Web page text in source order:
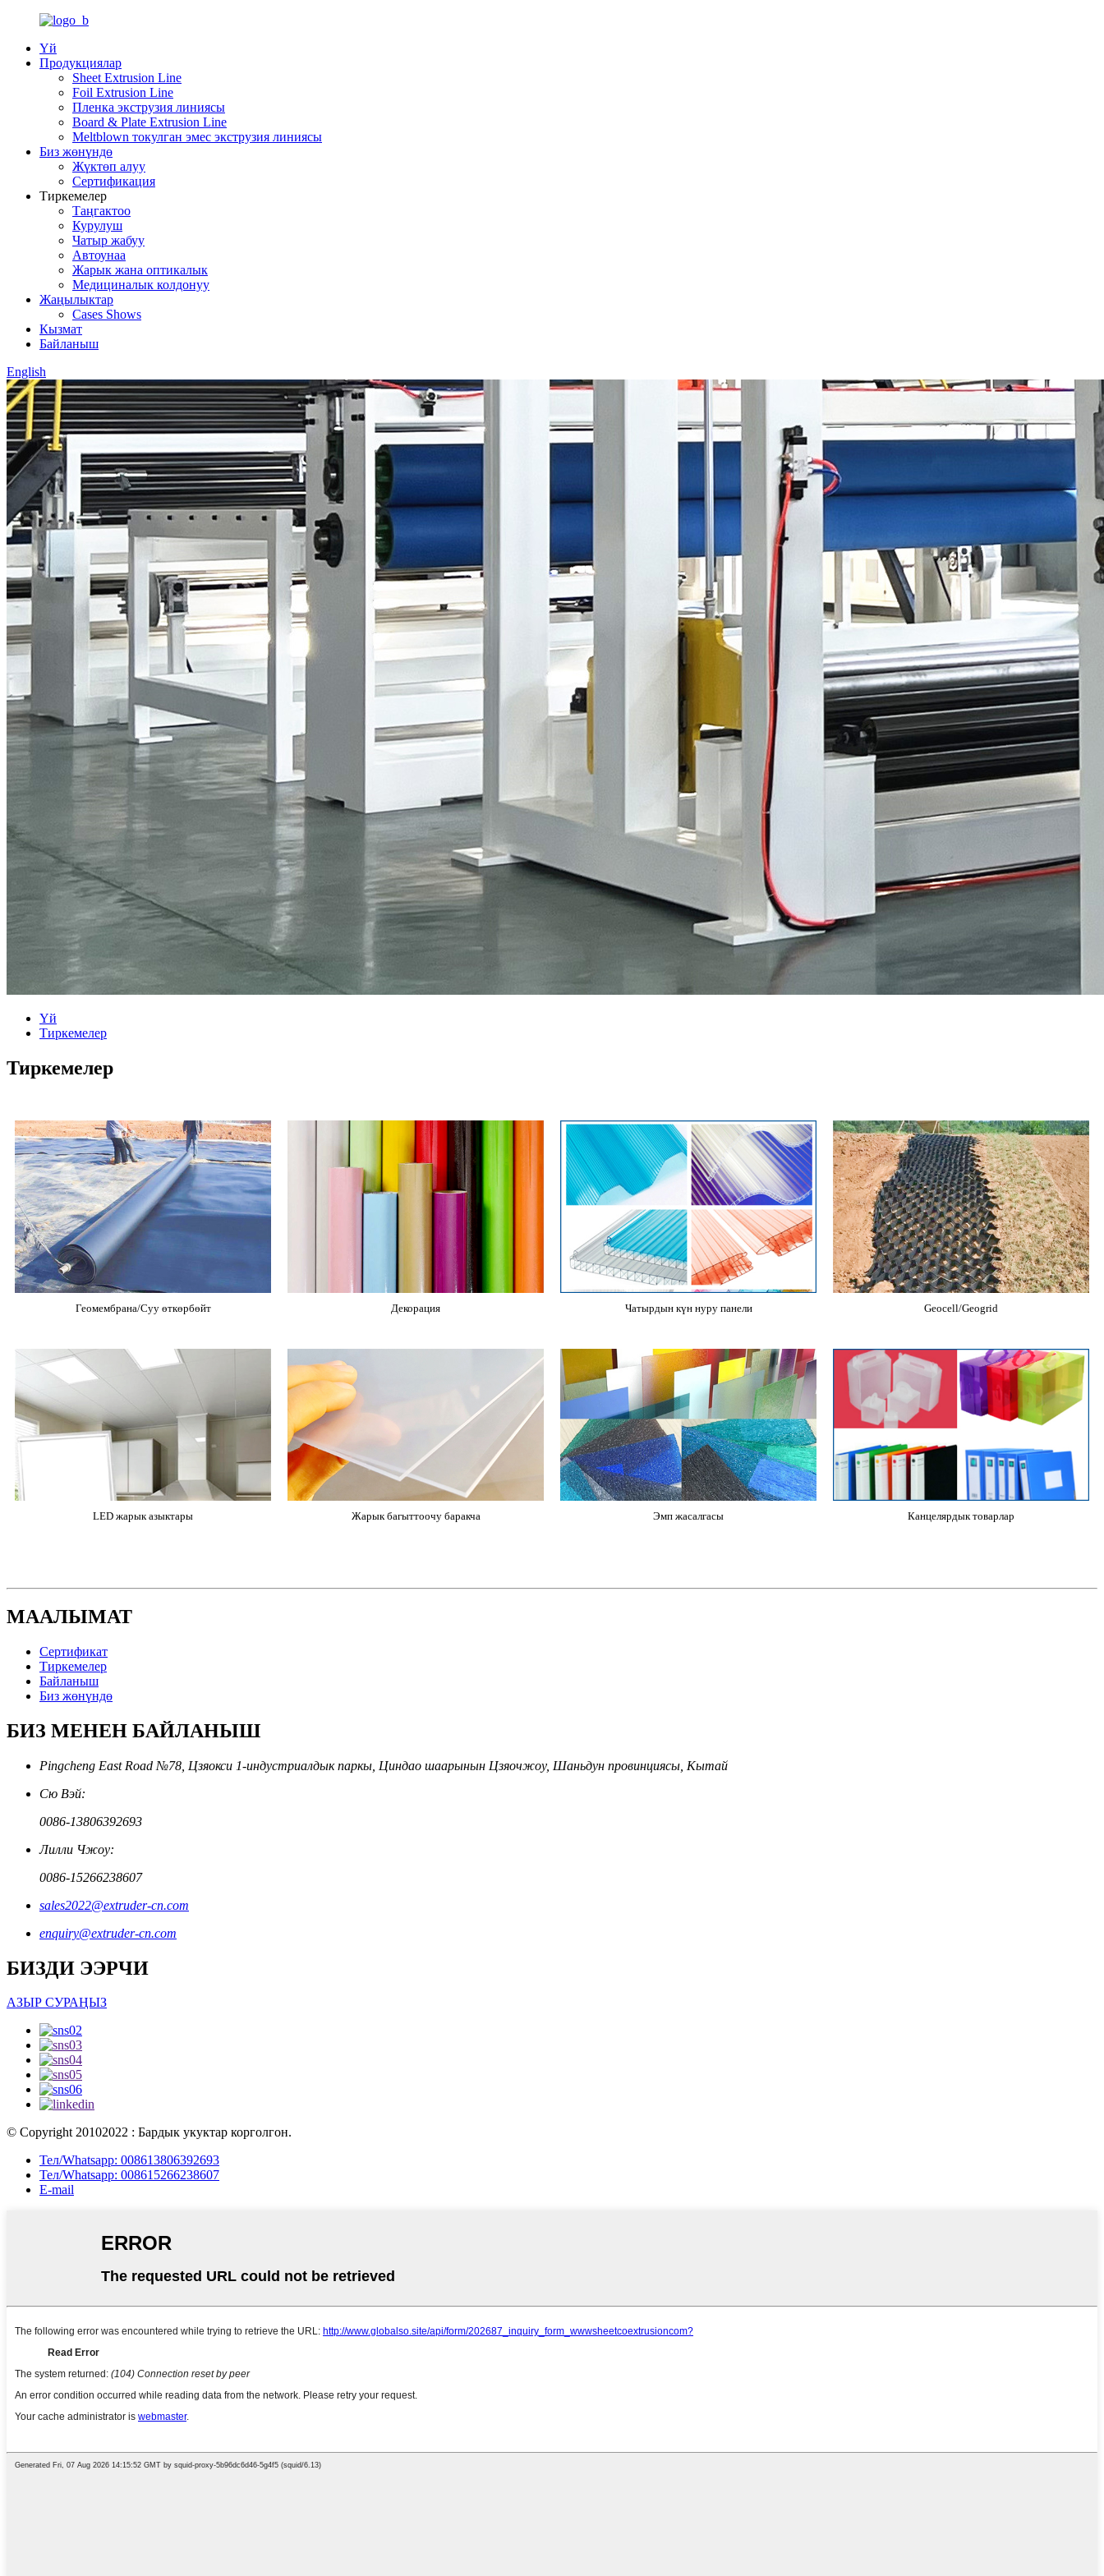
Үй
Продукциялар
Sheet Extrusion Line
Foil Extrusion Line
Пленка экструзия линиясы
Board & Plate Extrusion Line
Meltblown токулган эмес экструзия линиясы
Биз жөнүндө
Жүктөп алуу
Сертификация
Тиркемелер
Таңгактоо
Курулуш
Чатыр жабуу
Автоунаа
Жарык жана оптикалык
Медициналык колдонуу
Жаңылыктар
Cases Shows
Кызмат
Байланыш
English
Үй
Тиркемелер
Тиркемелер
Геомембрана/Суу өткөрбөйт
LED жарык азыктары
Декорация
Жарык багыттоочу баракча
Чатырдын күн нуру панели
Эмп жасалгасы
Geocell/Geogrid
Канцелярдык товарлар
МААЛЫМАТ
Сертификат
Тиркемелер
Байланыш
Биз жөнүндө
БИЗ МЕНЕН БАЙЛАНЫШ
Pingcheng East Road №78, Цзяокси 1-индустриалдык паркы, Циндао шаарынын Цзяочжоу, Шаньдун провинциясы, Кытай
Сю Вэй:
0086-13806392693
Лилли Чжоу:
0086-15266238607
sales2022@extruder-cn.com
enquiry@extruder-cn.com
БИЗДИ ЭЭРЧИ
АЗЫР СУРАҢЫЗ
© Copyright 20102022 : Бардык укуктар корголгон.
Тел/Whatsapp: 008613806392693
Тел/Whatsapp: 008615266238607
E-mail